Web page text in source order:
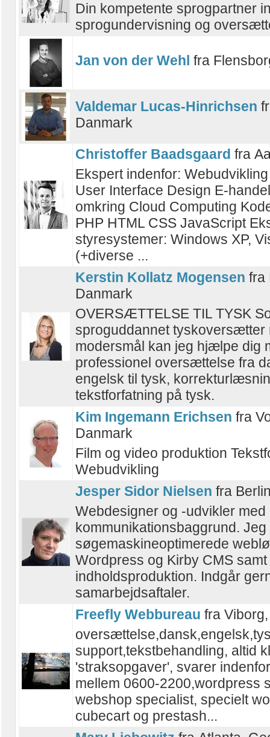
Din kompetente sprogpartner
sprogundervisning og
Jan von der Wehl fra
Valdemar Lucas-Hinrichsen
Danmark
Christoffer Baadsgaard fra
Ekspert indenfor:
User Interface Design E-
omkring Cloud Computing
PHP HTML CSS JavaScript
styresystemer: Windows XP,
(+diverse ...
Kerstin Kollatz Mogensen fra
Danmark
OVERSÆTTELSE TIL TYSK
sproguddannet tyskoversætter
modersmål kan jeg hjælpe dig
professionel oversættelse fra
engelsk til tysk,
tekstforfatning på tysk.
Kim Ingemann Erichsen fra
Danmark
Film og video produktion
Webudvikling
Jesper Sidor Nielsen fra
Webdesigner og -udvikler med
kommunikationsbaggrund.
søgemaskineoptimerede
Wordpress og Kirby CMS
indholdsproduktion. Indgår
samarbejdsaftaler.
Freefly Webbureau fra
support,tekstbehandling, altid
'straksopgaver', svarer
mellem 0600-2200,wordpress
webshop specialist, specielt
cubecart og prestash...